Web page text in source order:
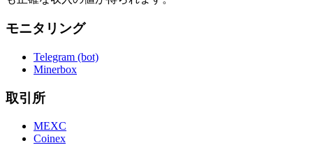
モニタリング
Telegram (bot)
Minerbox
取引所
MEXC
Coinex